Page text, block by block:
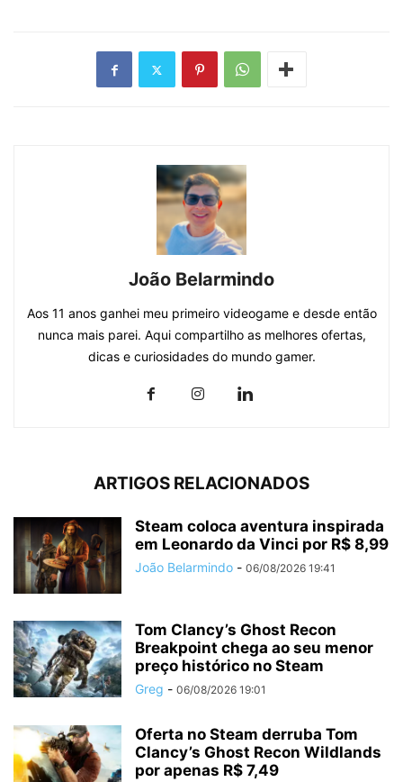
João Belarmindo
Aos 11 anos ganhei meu primeiro videogame e desde então
nunca mais parei. Aqui compartilho as melhores ofertas,
dicas e curiosidades do mundo gamer.
ARTIGOS RELACIONADOS
Steam coloca aventura inspirada
em Leonardo da Vinci por R$ 8,99
João Belarmindo - 06/08/2026 19:41
Tom Clancy’s Ghost Recon
Breakpoint chega ao seu menor
preço histórico no Steam
Greg - 06/08/2026 19:01
Oferta no Steam derruba Tom
Clancy’s Ghost Recon Wildlands
por apenas R$ 7,49